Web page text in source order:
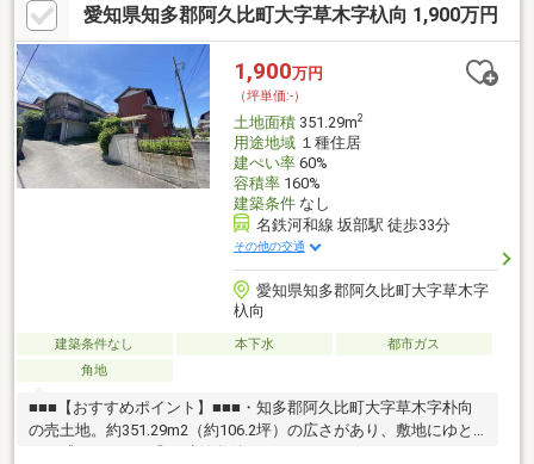
愛知県知多郡阿久比町大字草木字杁向 1,900万円
1,900万円
（坪単価:-）
土地面積351.29m2
用途地域１種住居
建ぺい率60%
容積率160%
建築条件なし
名鉄河和線 坂部駅 徒歩33分
その他の交通
愛知県知多郡阿久比町大字草木字
杁向
建築条件なし 本下水
都市ガス
角地
■■■【おすすめポイント】■■■・知多郡阿久比町大字草木字朴向
の売土地。約351.29m2（約106.2坪）の広さがあり、敷地にゆと